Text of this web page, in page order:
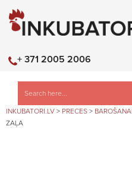
+ 371 2005 2006
INKUBATORI.LV > PRECES > BAROŠANAI
ZAĻA